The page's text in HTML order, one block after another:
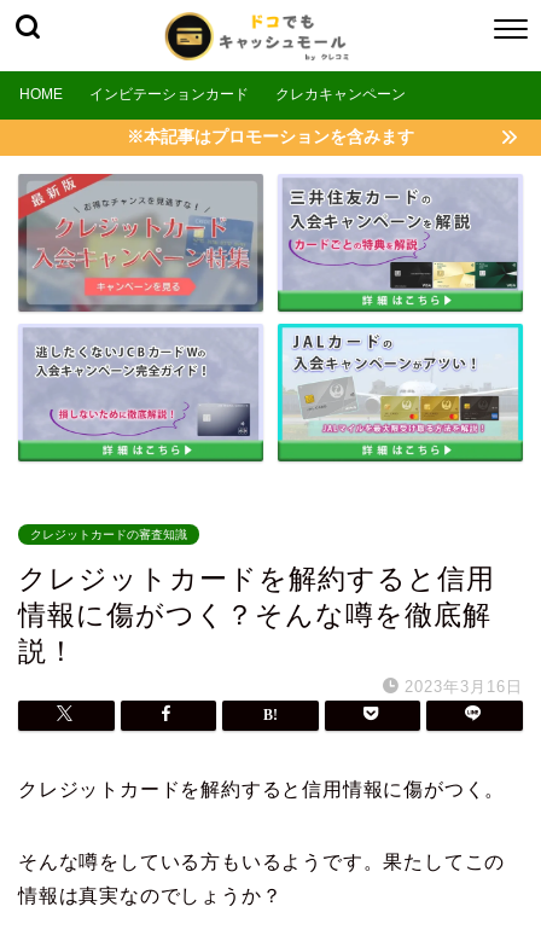
HOME インビテーションカード クレカキャンペーン
※本記事はプロモーションを含みます
クレジットカードの審査知識
クレジットカードを解約すると信用
情報に傷がつく？そんな噂を徹底解
説！
2023年3月16日
クレジットカードを解約すると信用情報に傷がつく。
そんな噂をしている方もいるようです。果たしてこの
情報は真実なのでしょうか？